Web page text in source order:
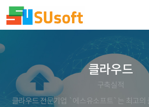
클라우드
구축실적
클라우드 전문기업 `에스유소프트`는 최고의